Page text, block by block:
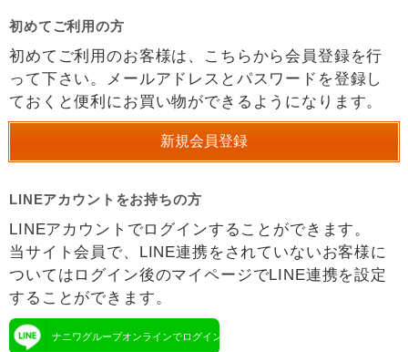
初めてご利用の方
初めてご利用のお客様は、こちらから会員登録を行
って下さい。メールアドレスとパスワードを登録し
ておくと便利にお買い物ができるようになります。
LINEアカウントをお持ちの方
LINEアカウントでログインすることができます。
当サイト会員で、LINE連携をされていないお客様に
ついてはログイン後のマイページでLINE連携を設定
することができます。
ナニワグループオンラインでログイン